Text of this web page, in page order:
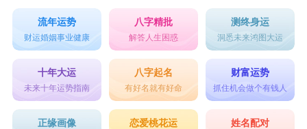
流年运势
财运婚姻事业健康
八字精批
解答人生困惑
测终身运
洞悉未来鸿图大运
十年大运
未来十年运势指南
八字起名
有好名就有好命
财富运势
抓住机会做个有钱人
正缘画像 恋爱桃花运 姓名配对